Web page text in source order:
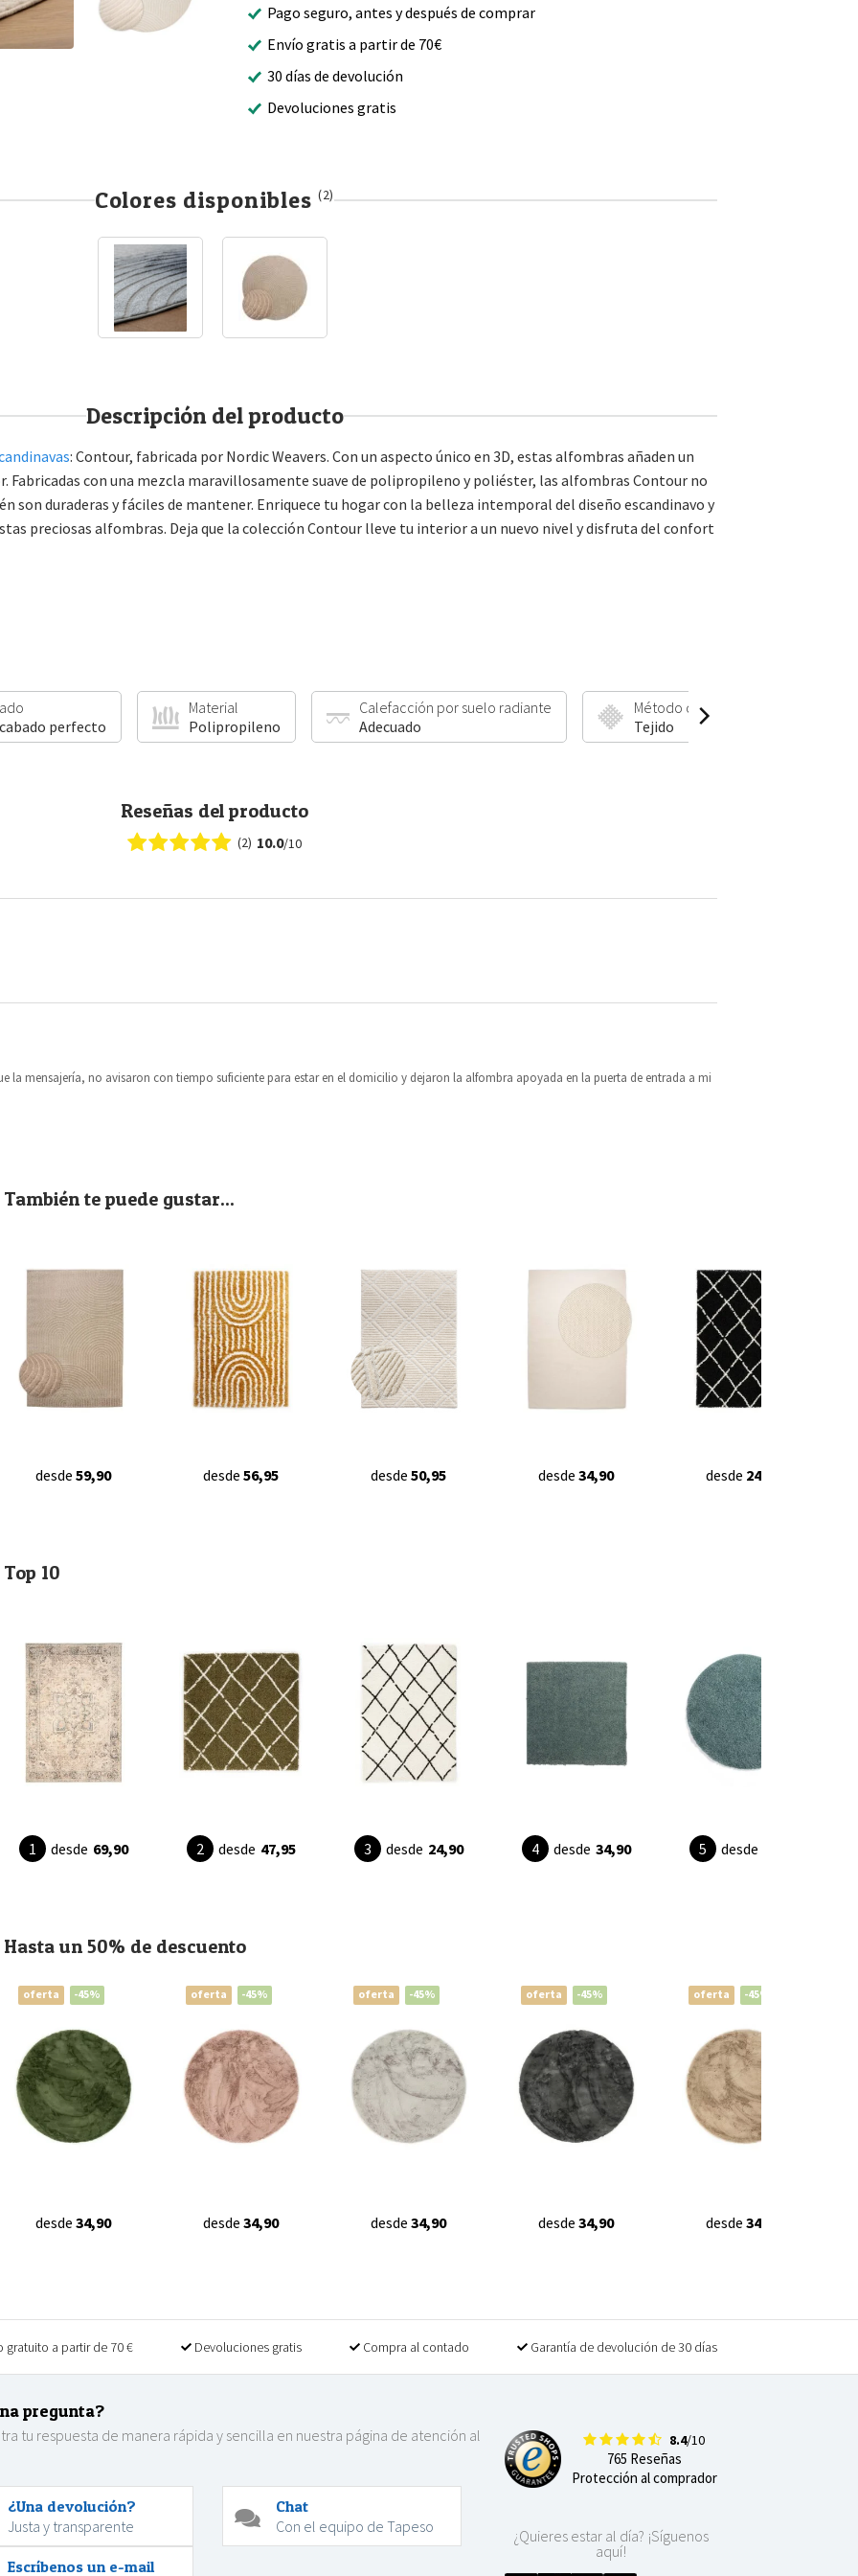
Pago seguro, antes y después de comprar
Envío gratis a partir de 70€
30 días de devolución
Devoluciones gratis
Colores disponibles (2)
Descripción del producto
: Contour, fabricada por Nordic Weavers. Con un aspecto único en 3D, estas alfombras añaden un
con una mezcla maravillosamente suave de polipropileno y poliéster, las alfombras Contour no
son duraderas y fáciles de mantener. Enriquece tu hogar con la belleza intemporal del diseño escandinavo y
preciosas alfombras. Deja que la colección Contour lleve tu interior a un nuevo nivel y disfruta del confort
perfecto
Material
Polipropileno
Calefacción por suelo radiante
Adecuado
Método de fabricación
Tejido
Reseñas del producto
(2) 10.0/10
la mensajería, no avisaron con tiempo suficiente para estar en el domicilio y dejaron la alfombra apoyada en la puerta de entrada a mi
También te puede gustar...
desde 59,90 desde 56,95 desde 50,95 desde 34,90 desde 24,95
Top 10
desde 69,90 desde 47,95 desde 24,90 desde 34,90 desde
Hasta un 50% de descuento
oferta -45%
desde 34,90
oferta -45%
desde 34,90
oferta -45%
desde 34,90
oferta -45%
desde 34,90
oferta -45%
desde 34,90
gratuito a partir de 70 € Devoluciones gratis Compra al contado Garantía de devolución de 30 días
pregunta?
tu respuesta de manera rápida y sencilla en nuestra página de atención al
¿Una devolución?
Justa y transparente
Chat
Con el equipo de Tapeso
Escríbenos un e-mail
8.4/10
765 Reseñas
Protección al comprador
¿Quieres estar al día? ¡Síguenos
aquí!